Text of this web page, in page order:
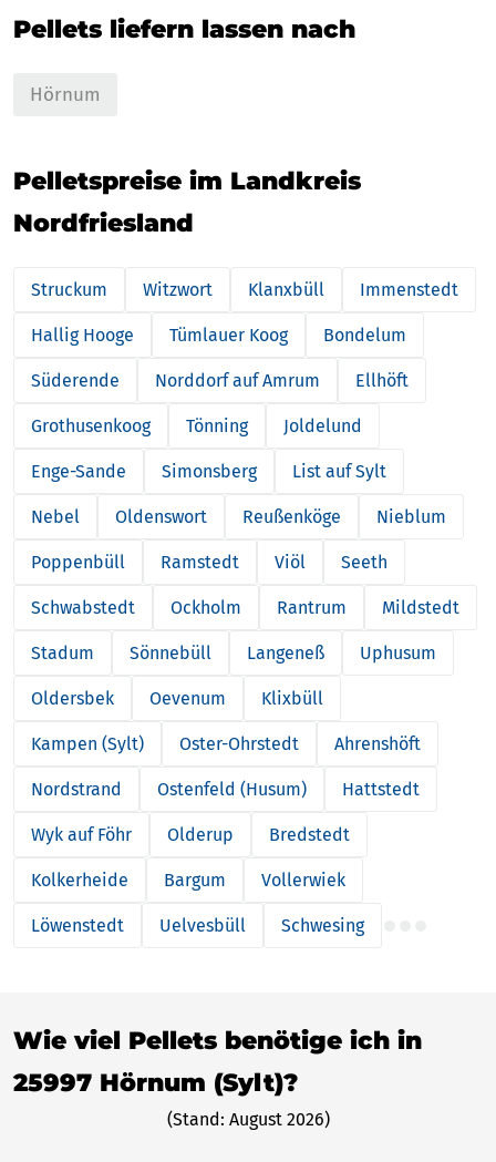
Pellets liefern lassen nach
Hörnum
Pelletspreise im Landkreis
Nordfriesland
Struckum Witzwort Klanxbüll Immenstedt
Hallig Hooge Tümlauer Koog Bondelum
Süderende Norddorf auf Amrum Ellhöft
Grothusenkoog Tönning Joldelund
Enge-Sande Simonsberg List auf Sylt
Nebel Oldenswort Reußenköge Nieblum
Poppenbüll Ramstedt Viöl Seeth
Schwabstedt Ockholm Rantrum Mildstedt
Stadum Sönnebüll Langeneß Uphusum
Oldersbek Oevenum Klixbüll
Kampen (Sylt) Oster-Ohrstedt Ahrenshöft
Nordstrand Ostenfeld (Husum) Hattstedt
Wyk auf Föhr Olderup Bredstedt
Kolkerheide Bargum Vollerwiek
Löwenstedt Uelvesbüll Schwesing
Wie viel Pellets benötige ich in
25997 Hörnum (Sylt)?
(Stand: August 2026)